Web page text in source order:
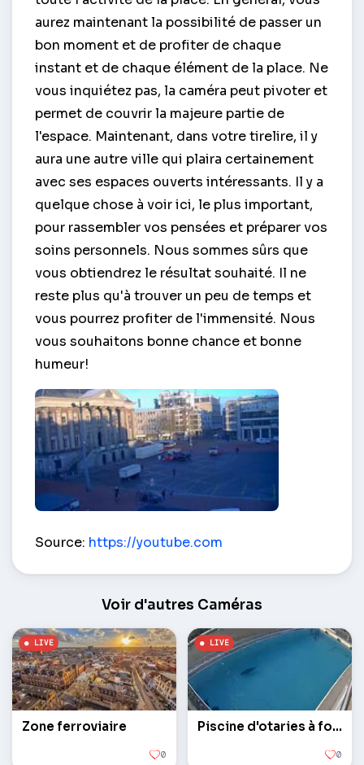
aurez maintenant la possibilité de passer un
bon moment et de profiter de chaque
instant et de chaque élément de la place. Ne
vous inquiétez pas, la caméra peut pivoter et
permet de couvrir la majeure partie de
l'espace. Maintenant, dans votre tirelire, il y
aura une autre ville qui plaira certainement
avec ses espaces ouverts intéressants. Il y a
quelque chose à voir ici, le plus important,
pour rassembler vos pensées et préparer vos
soins personnels. Nous sommes sûrs que
vous obtiendrez le résultat souhaité. Il ne
reste plus qu'à trouver un peu de temps et
vous pourrez profiter de l'immensité. Nous
vous souhaitons bonne chance et bonne
humeur!
Source: https://youtube.com
Voir d'autres Caméras
Zone ferroviaire
0
Piscine d'otaries à fourrure
0